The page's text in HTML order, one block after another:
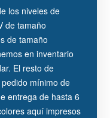
los niveles de
de tamaño
de tamaño
en inventario
El resto de
mínimo de
entrega de hasta 6
aquí impresos